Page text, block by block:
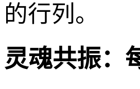
的行列。
灵魂共振：